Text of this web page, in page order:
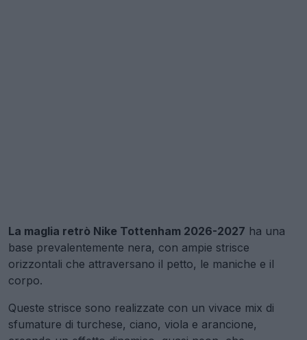
La maglia retrò Nike Tottenham 2026-2027 ha una
base prevalentemente nera, con ampie strisce
orizzontali che attraversano il petto, le maniche e il
corpo.
Queste strisce sono realizzate con un vivace mix di
sfumature di turchese, ciano, viola e arancione,